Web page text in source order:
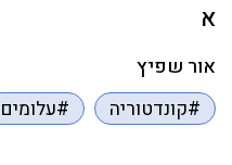
א
אור שפיץ
#קונדטוריה
#עלומים